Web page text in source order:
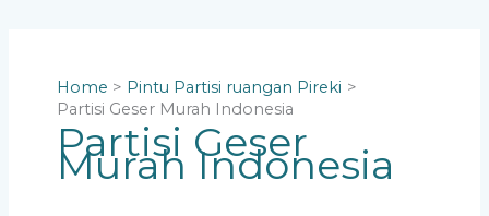
Home
Pintu Partisi ruangan Pireki
Partisi Geser Murah Indonesia
Partisi Geser
Murah Indonesia